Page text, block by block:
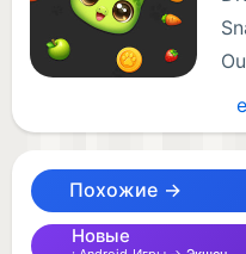
biggest serpent in the
and endless fun.
Похожие →
Новые